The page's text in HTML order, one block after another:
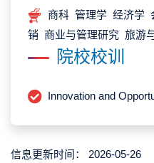
商科 管理学 经济学
销 商业与管理研究 旅游
院校校训
Innovation and
信息更新时间： 2026-05-26